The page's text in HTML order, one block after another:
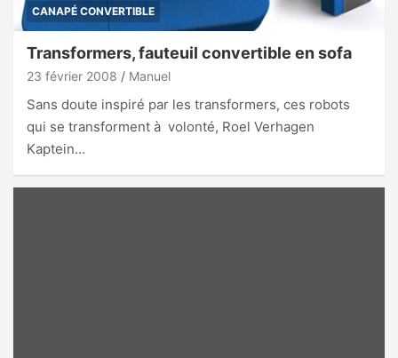
CANAPÉ CONVERTIBLE
Transformers, fauteuil convertible en sofa
23 février 2008 Manuel
Sans doute inspiré par les transformers, ces robots
qui se transforment à volonté, Roel Verhagen
Kaptein…